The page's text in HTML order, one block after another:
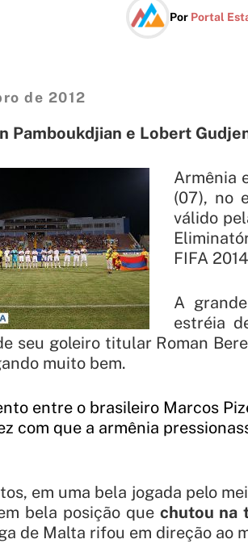
Por Portal
de 2012
Pamboukdjian e Lobert
Armênia
(07), no
válido
FIFA
A
estréia
seu goleiro titular Roman
muito bem.
entre o brasileiro Marcos
com que a armênia
em uma bela jogada pelo
bela posição que chutou na
de Malta rifou em direção ao